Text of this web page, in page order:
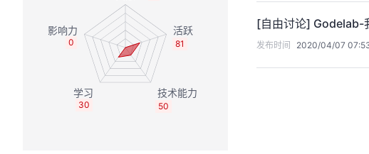
81
50
30
0
[自由讨论]
发布时间 2020/04/07